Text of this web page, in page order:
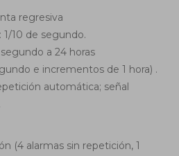
regresiva
1/10 de segundo.
a 24 horas
e incrementos de 1 hora) .
automática; señal
(4 alarmas sin repetición, 1